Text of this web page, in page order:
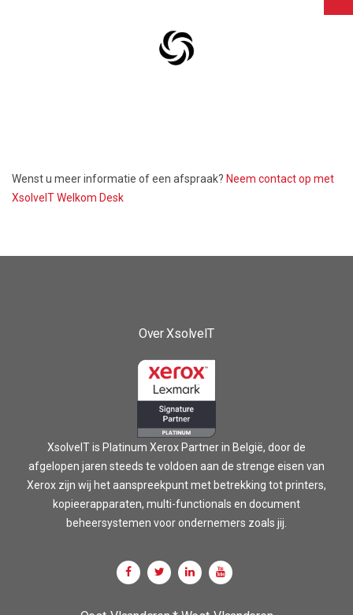
Wenst u meer informatie of een afspraak? Neem contact op met
XsolveIT Welkom Desk
Over XsolveIT
XsolveIT is Platinum Xerox Partner in België, door de
afgelopen jaren steeds te voldoen aan de strenge eisen van
Xerox zijn wij het aanspreekpunt met betrekking tot printers,
kopieerapparaten, multi-functionals en document
beheersystemen voor ondernemers zoals jij.